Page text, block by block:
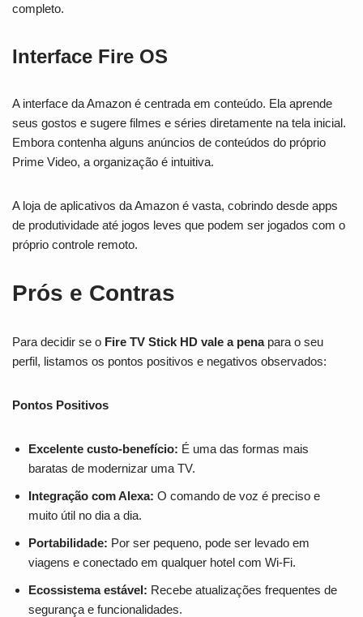
completo.
Interface Fire OS
A interface da Amazon é centrada em conteúdo. Ela aprende
seus gostos e sugere filmes e séries diretamente na tela inicial.
Embora contenha alguns anúncios de conteúdos do próprio
Prime Video, a organização é intuitiva.
A loja de aplicativos da Amazon é vasta, cobrindo desde apps
de produtividade até jogos leves que podem ser jogados com o
próprio controle remoto.
Prós e Contras
Para decidir se o Fire TV Stick HD vale a penapara o seu
perfil, listamos os pontos positivos e negativos observados:
Pontos Positivos
Excelente custo-benefício: É uma das formas mais
baratas de modernizar uma TV.
Integração com Alexa: O comando de voz é preciso e
muito útil no dia a dia.
Portabilidade: Por ser pequeno, pode ser levado em
viagens e conectado em qualquer hotel com Wi-Fi.
Ecossistema estável: Recebe atualizações frequentes de
segurança e funcionalidades.